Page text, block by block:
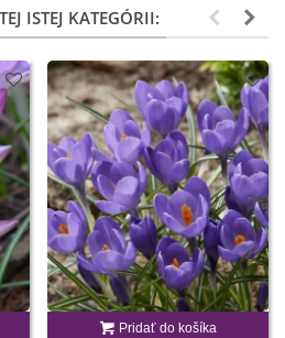
ISTEJ KATEGÓRII:
Pridať do košíka